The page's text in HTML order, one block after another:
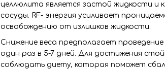
целлюлита является застой жидкости и
сосуды. RF- энергия усиливает
освобождению от излишков жидкости.
Снижение веса предполагает
один раз в 5-7 дней. Для достижения
соблюдать диету, которая поможет